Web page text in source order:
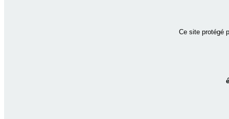
Ce site protégé